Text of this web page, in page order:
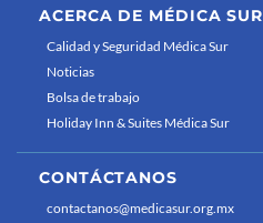
ACERCA DE MÉDICA SUR
Calidad y Seguridad Médica Sur
Noticias
Bolsa de trabajo
Holiday Inn & Suites Médica Sur
CONTÁCTANOS
contactanos@medicasur.org.mx